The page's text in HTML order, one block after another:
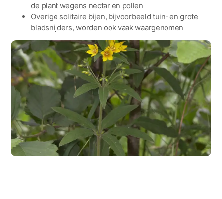
de plant wegens nectar en pollen
Overige solitaire bijen, bijvoorbeeld tuin‑ en grote
bladsnijders, worden ook vaak waargenomen